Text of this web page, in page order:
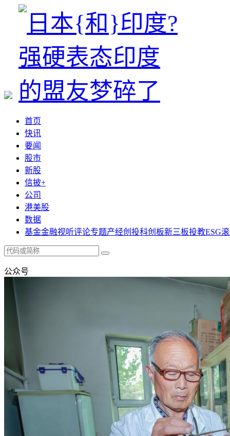
首页
快讯
要闻
股市
新股
信披+
公司
港美股
数据
基金金融视听评论专题产经创投科创板新三板投教ESG
公众号